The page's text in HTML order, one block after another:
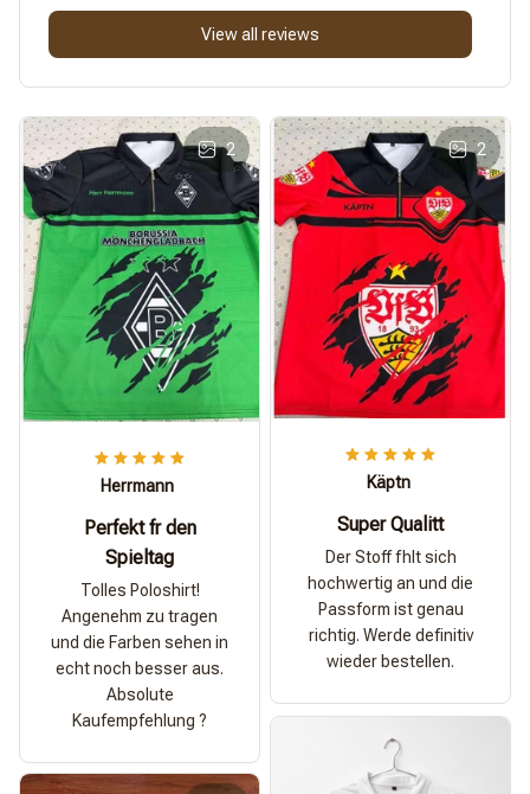
View all reviews
2
Herrmann
Perfekt fr den
Spieltag
Tolles Poloshirt!
Angenehm zu tragen
und die Farben sehen in
echt noch besser aus.
Absolute
Kaufempfehlung ?
2
Käptn
Super Qualitt
Der Stoff fhlt sich
hochwertig an und die
Passform ist genau
richtig. Werde definitiv
wieder bestellen.